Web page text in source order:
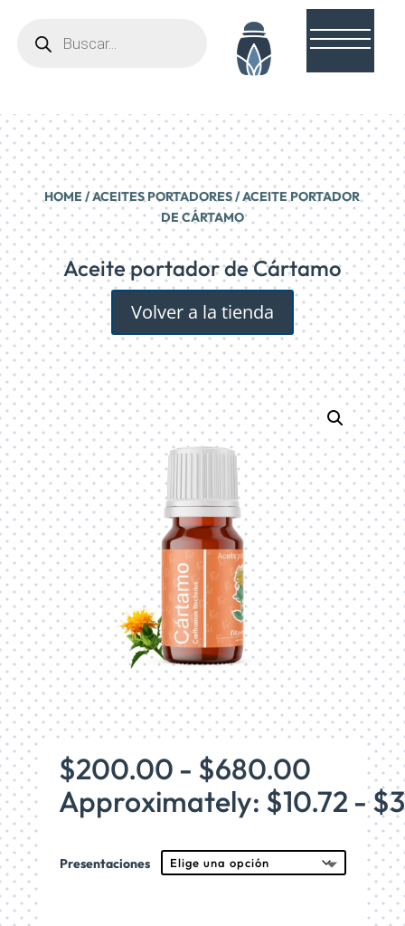
productos
HOME /ACEITES PORTADORES/ ACEITE PORTADOR
DE CÁRTAMO
Aceite portador de Cártamo
Volver a la tienda
$200.00 - $680.00Rango
de
desde
hasta
Approximately: $10.72 -
Presentaciones